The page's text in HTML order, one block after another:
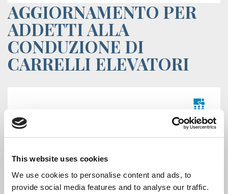
This website uses cookies
We use cookies to personalise content and ads, to
provide social media features and to analyse our traffic.
Scuola/Lavoro
Percorsi
ITS
AGGIORNAMENTO PER
ADDETTI ALLA
CONDUZIONE DI
CARRELLI ELEVATORI
Programma
– Illustrazione, seguendo le istruzioni di uso del
Manutenzione e verifiche giornaliere e periodiche
di uso del carrello; – Guida del carrello su percorso
di prova per evidenziare le corrette manovre a